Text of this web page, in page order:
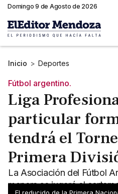
Domingo 9 de Agosto de 2026
Inicio > Deportes
Fútbol argentino.
Liga
particular
tendrá el
Primera
La Asociación del Fútbol
manera se jugará el